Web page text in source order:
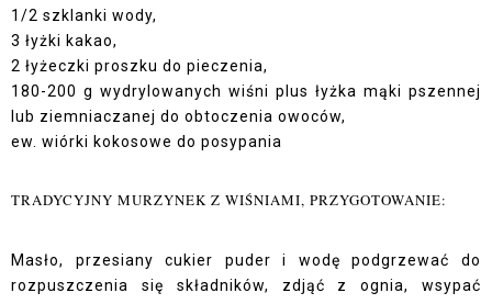
1/2 szklanki wody,
3 łyżki kakao,
2 łyżeczki proszku do pieczenia,
180-200 g wydrylowanych wiśni plus łyżka mąki pszennej
lub ziemniaczanej do obtoczenia owoców,
ew. wiórki kokosowe do posypania
TRADYCYJNY MURZYNEK Z WIŚNIAMI, PRZYGOTOWANIE:
Masło, przesiany cukier puder i wodę podgrzewać do
rozpuszczenia się składników, zdjąć z ognia, wsypać